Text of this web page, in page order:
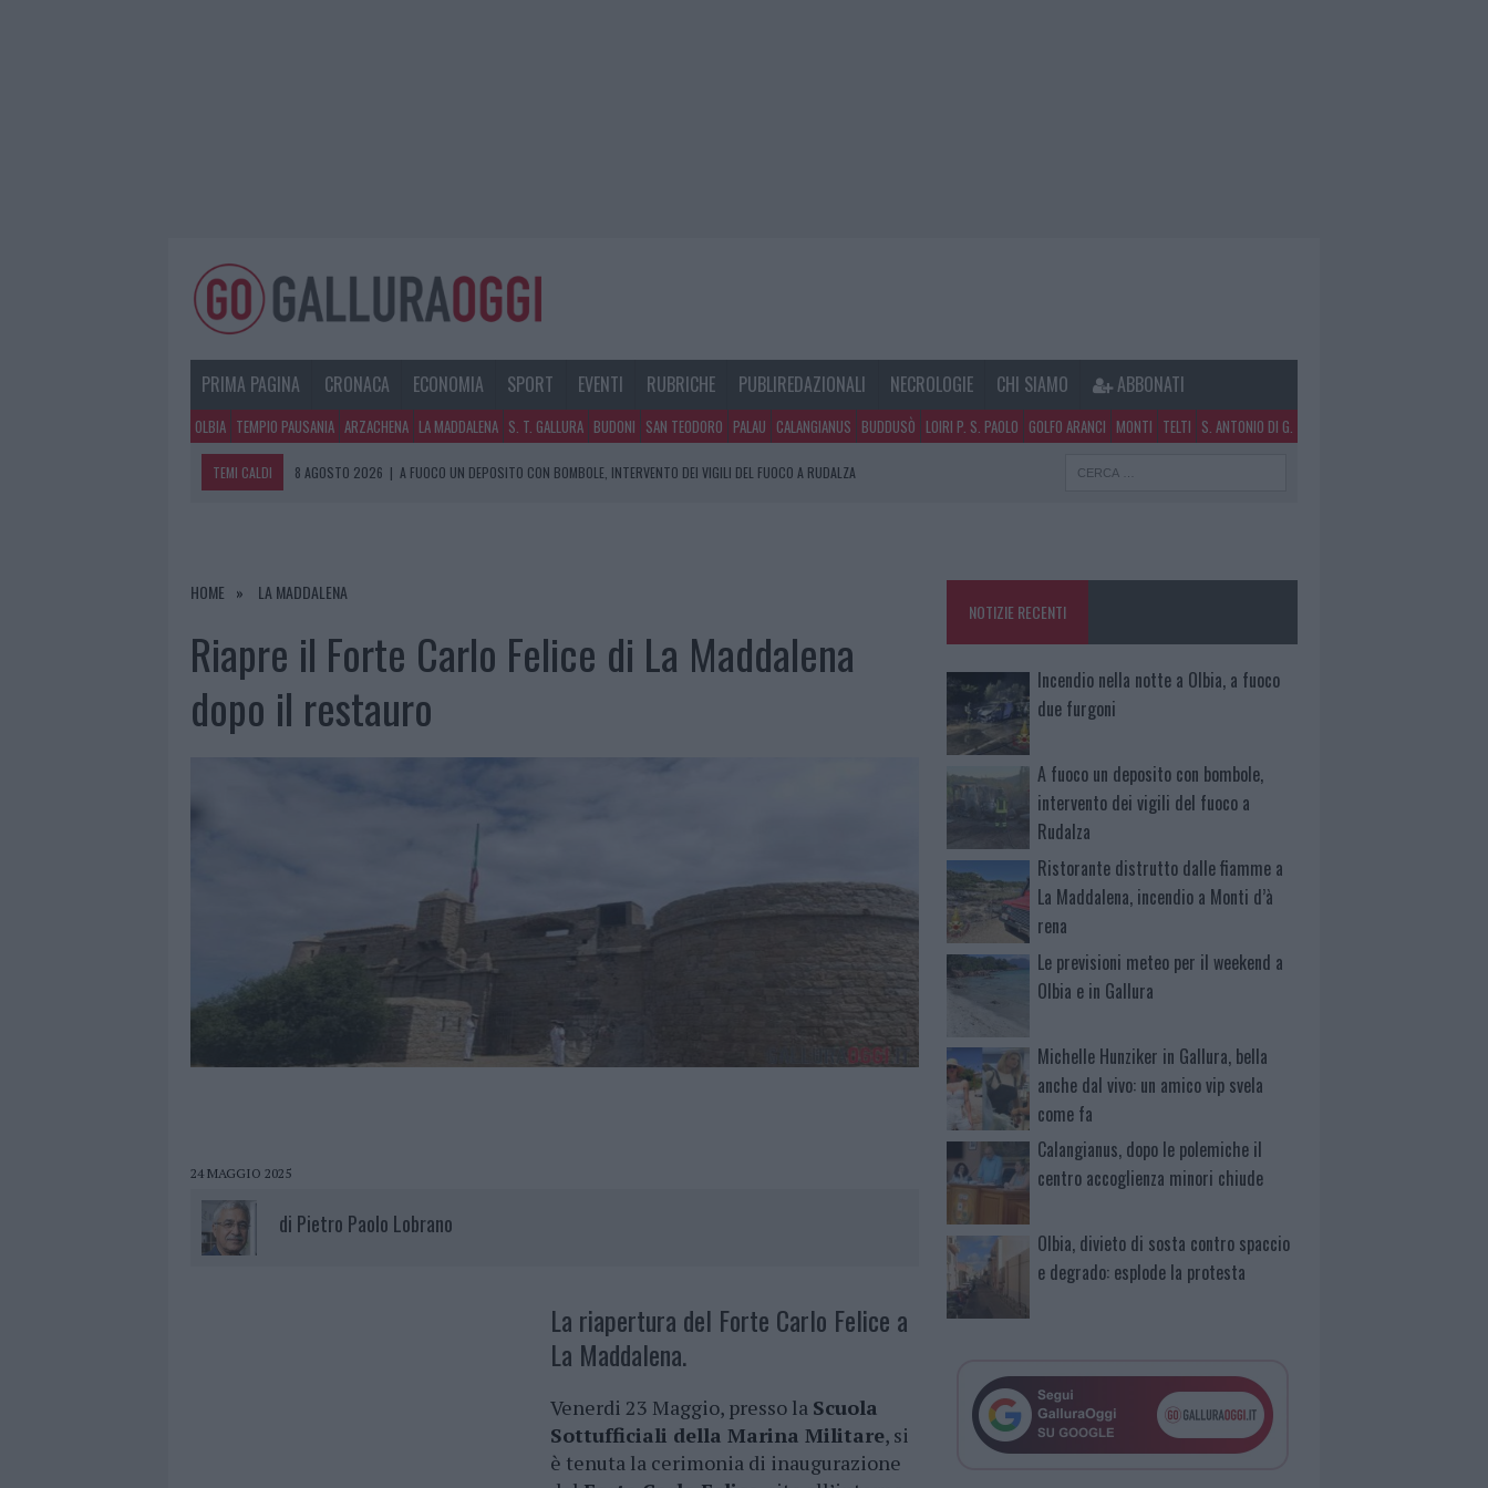
PRIMA PAGINA CRONACA ECONOMIA SPORT EVENTI RUBRICHE PUBLIREDAZIONALI NECROLOGIE CHI SIAMO ABBONATI
OLBIA TEMPIO PAUSANIA ARZACHENA LA MADDALENA S. T. GALLURA BUDONI SAN TEODORO PALAU CALANGIANUS BUDDUSÒ LOIRI P. S. PAOLO GOLFO ARANCI MONTI TELTI S. ANTONIO DI G.
TEMI CALDI 8 AGOSTO 2026 | A FUOCO UN DEPOSITO CON BOMBOLE, INTERVENTO DEI VIGILI DEL FUOCO A RUDALZA
7 AGOSTO 2026 | MICHELLE HUNZIKER IN GALLURA, BELLA ANCHE DAL VIVO: UN AMICO VIP SVELA COME FA
HOME LA MADDALENA
Riapre il Forte Carlo Felice di La Maddalena
dopo il restauro
24 MAGGIO 2025
di Pietro Paolo Lobrano
La riapertura del Forte Carlo Felice a
La Maddalena.
Venerdi 23 Maggio, presso la Scuola
Sottufficiali della Marina Militare, si
è tenuta la cerimonia di inaugurazione
NOTIZIE RECENTI
Incendio nella notte a Olbia, a fuoco
due furgoni
A fuoco un deposito con bombole,
intervento dei vigili del fuoco a
Rudalza
Ristorante distrutto dalle fiamme a
La Maddalena, incendio a Monti d’à
rena
Le previsioni meteo per il weekend a
Olbia e in Gallura
Michelle Hunziker in Gallura, bella
anche dal vivo: un amico vip svela
come fa
Calangianus, dopo le polemiche il
centro accoglienza minori chiude
Olbia, divieto di sosta contro spaccio
e degrado: esplode la protesta